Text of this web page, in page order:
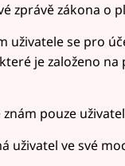
zprávě zákona o
uživatele se pro
je založeno na
pouze
uživatel ve své